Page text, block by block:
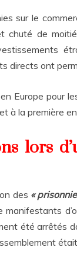
sur le
chuté de
directs ont
Europe pour
à la première
lors
des «
manifestants
été arrêtés